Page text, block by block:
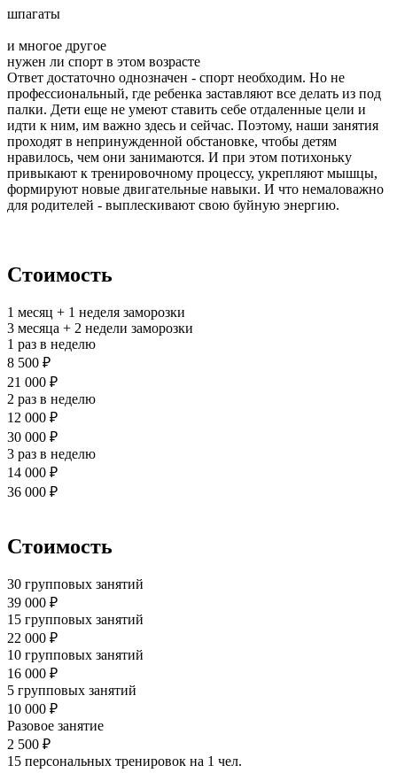
шпагаты
и многое другое
нужен ли спорт в этом возрасте
Ответ достаточно однозначен - спорт необходим. Но не
профессиональный, где ребенка заставляют все делать из под
палки. Дети еще не умеют ставить себе отдаленные цели и
идти к ним, им важно здесь и сейчас. Поэтому, наши занятия
проходят в непринужденной обстановке, чтобы детям
нравилось, чем они занимаются. И при этом потихоньку
привыкают к тренировочному процессу, укрепляют мышцы,
формируют новые двигательные навыки. И что немаловажно
для родителей - выплескивают свою буйную энергию.
Стоимость
1 месяц + 1 неделя заморозки
3 месяца + 2 недели заморозки
1 раз в неделю
8 500 ₽
21 000 ₽
2 раз в неделю
12 000 ₽
30 000 ₽
3 раз в неделю
14 000 ₽
36 000 ₽
Стоимость
30 групповых занятий
39 000 ₽
15 групповых занятий
22 000 ₽
10 групповых занятий
16 000 ₽
5 групповых занятий
10 000 ₽
Разовое занятие
2 500 ₽
15 персональных тренировок на 1 чел.